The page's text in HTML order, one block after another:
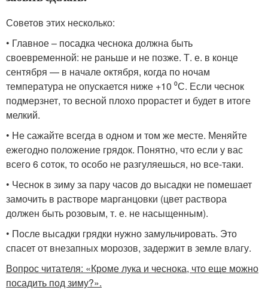
Советов этих несколько:
• Главное – посадка чеснока должна быть
своевременной: не раньше и не позже. Т. е. в конце
сентября — в начале октября, когда по ночам
температура не опускается ниже +10 ⁰С. Если чеснок
подмерзнет, то весной плохо прорастет и будет в итоге
мелкий.
• Не сажайте всегда в одном и том же месте. Меняйте
ежегодно положение грядок. Понятно, что если у вас
всего 6 соток, то особо не разгуляешься, но все-таки.
• Чеснок в зиму за пару часов до высадки не помешает
замочить в растворе марганцовки (цвет раствора
должен быть розовым, т. е. не насыщенным).
• После высадки грядки нужно замульчировать. Это
спасет от внезапных морозов, задержит в земле влагу.
Вопрос читателя: «Кроме лука и чеснока, что еще можно
посадить под зиму?».